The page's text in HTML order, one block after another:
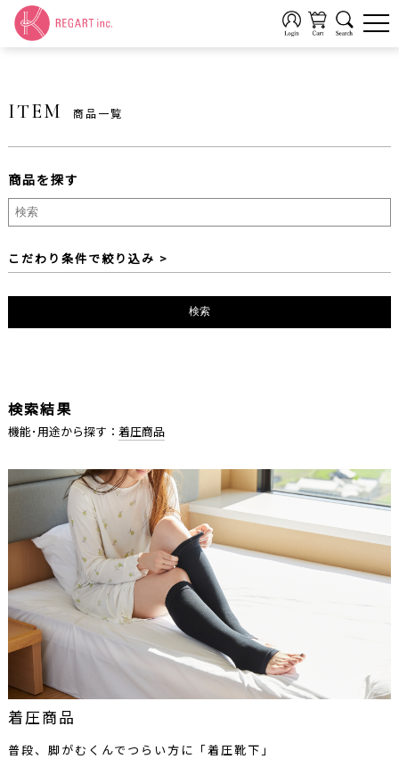
ITEM 商品一覧
商品を探す
全てのブランド
ラフィナン
アクトサイク
Petit mignon-プチミニョン-
オリーブピエド
美魅良品
LEGOO
Free Fit
着圧カルテ
Medic Piedo
WALKING LEGGINGS
Elizabeth
極美骨盤
ウォームパイルシリーズ
さざなみSHAPER
Daily Piedo
検索結果
機能･用途から探す： 着圧商品
着圧商品
普段、脚がむくんでつらい方に「着圧靴下」